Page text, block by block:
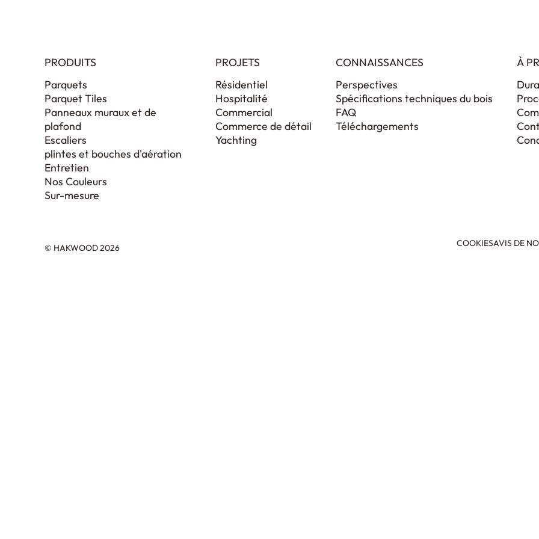
PRODUITS
Parquets
Parquet Tiles
Panneaux muraux et de
plafond
Escaliers
plintes et bouches d'aération
Entretien
Nos Couleurs
Sur-mesure
PROJETS
Résidentiel
Hospitalité
Commercial
Commerce de détail
Yachting
CONNAISSANCES
Perspectives
Spécifications techniques du bois
FAQ
Téléchargements
À
© HAKWOOD 2026 COOKIESAVIS DE